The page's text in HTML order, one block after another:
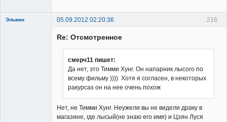
216
Эльвин 05.09.2012 02:20:36
Re: Отсмотренное
смерч11 пишет:
Да нет, это Тимми Хунг. Он напарник лысого по
всему фильму )))) Хотя я согласен, в некоторых
ракурсах он на нее очень похож
Нет, не Тимми Хунг. Неужели вы не видели драку в
магазине, где лысый(не знаю его имя) и Цзян Луся